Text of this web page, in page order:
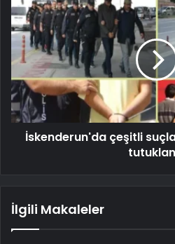
İskenderun'da çeşitli
İlgili Makaleler